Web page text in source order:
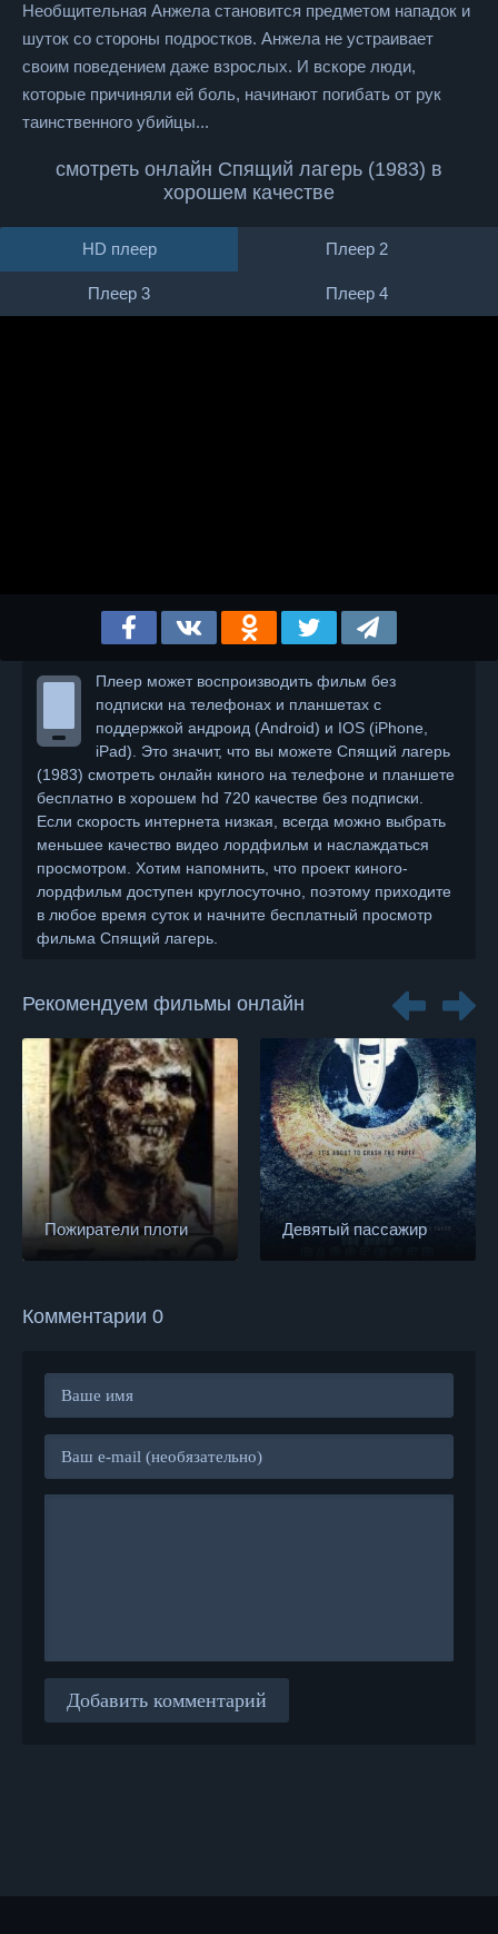
Необщительная Анжела становится предметом нападок и
шуток со стороны подростков. Анжела не устраивает
своим поведением даже взрослых. И вскоре люди,
которые причиняли ей боль, начинают погибать от рук
таинственного убийцы...
смотреть онлайн Спящий лагерь (1983) в
хорошем качестве
HD плеер Плеер 2
Плеер 3 Плеер 4
Плеер может воспроизводить фильм без
подписки на телефонах и планшетах с
поддержкой андроид (Android) и IOS (iPhone,
iPad). Это значит, что вы можете Спящий лагерь
(1983) смотреть онлайн киного на телефоне и планшете
бесплатно в хорошем hd 720 качестве без подписки.
Если скорость интернета низкая, всегда можно выбрать
меньшее качество видео лордфильм и наслаждаться
просмотром. Хотим напомнить, что проект киного-
лордфильм доступен круглосуточно, поэтому приходите
в любое время суток и начните бесплатный просмотр
фильма Спящий лагерь.
Рекомендуем фильмы онлайн
Пожиратели плоти Девятый пассажир
Комментарии 0
Добавить комментарий